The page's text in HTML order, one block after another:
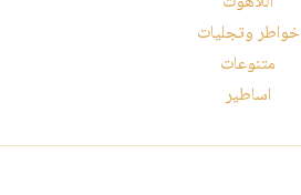
خواطر وتجليات
متنوعات
اساطير